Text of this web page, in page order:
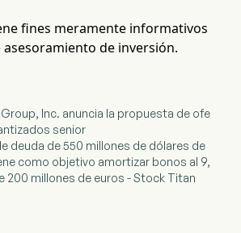
fines meramente informativos
de inversión.
Group, Inc. anuncia la propuesta de ofe
senior
deuda de 550 millones de dólares de
como objetivo amortizar bonos al 9,
200 millones de euros - Stock Titan